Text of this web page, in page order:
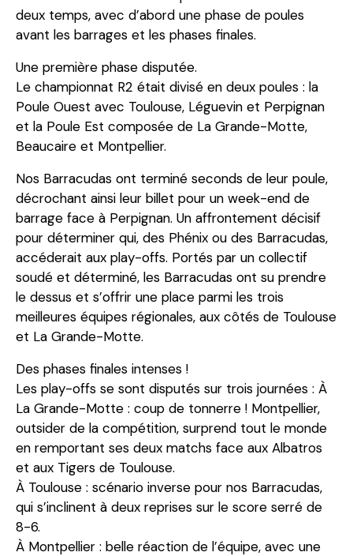
deux temps, avec d’abord une phase de poules
avant les barrages et les phases finales.
Une première phase disputée.
Le championnat R2 était divisé en deux poules : la
Poule Ouest avec Toulouse, Léguevin et Perpignan
et la Poule Est composée de La Grande-Motte,
Beaucaire et Montpellier.
Nos Barracudas ont terminé seconds de leur poule,
décrochant ainsi leur billet pour un week-end de
barrage face à Perpignan. Un affrontement décisif
pour déterminer qui, des Phénix ou des Barracudas,
accéderait aux play-offs. Portés par un collectif
soudé et déterminé, les Barracudas ont su prendre
le dessus et s’offrir une place parmi les trois
meilleures équipes régionales, aux côtés de Toulouse
et La Grande-Motte.
Des phases finales intenses !
Les play-offs se sont disputés sur trois journées : À
La Grande-Motte : coup de tonnerre ! Montpellier,
outsider de la compétition, surprend tout le monde
en remportant ses deux matchs face aux Albatros
et aux Tigers de Toulouse.
À Toulouse : scénario inverse pour nos Barracudas,
qui s’inclinent à deux reprises sur le score serré de
8-6.
À Montpellier : belle réaction de l’équipe, avec une